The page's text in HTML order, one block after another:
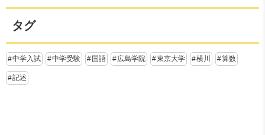
タグ
中学入試 中学受験 国語 広島学院 東京大学 横川 算数
記述